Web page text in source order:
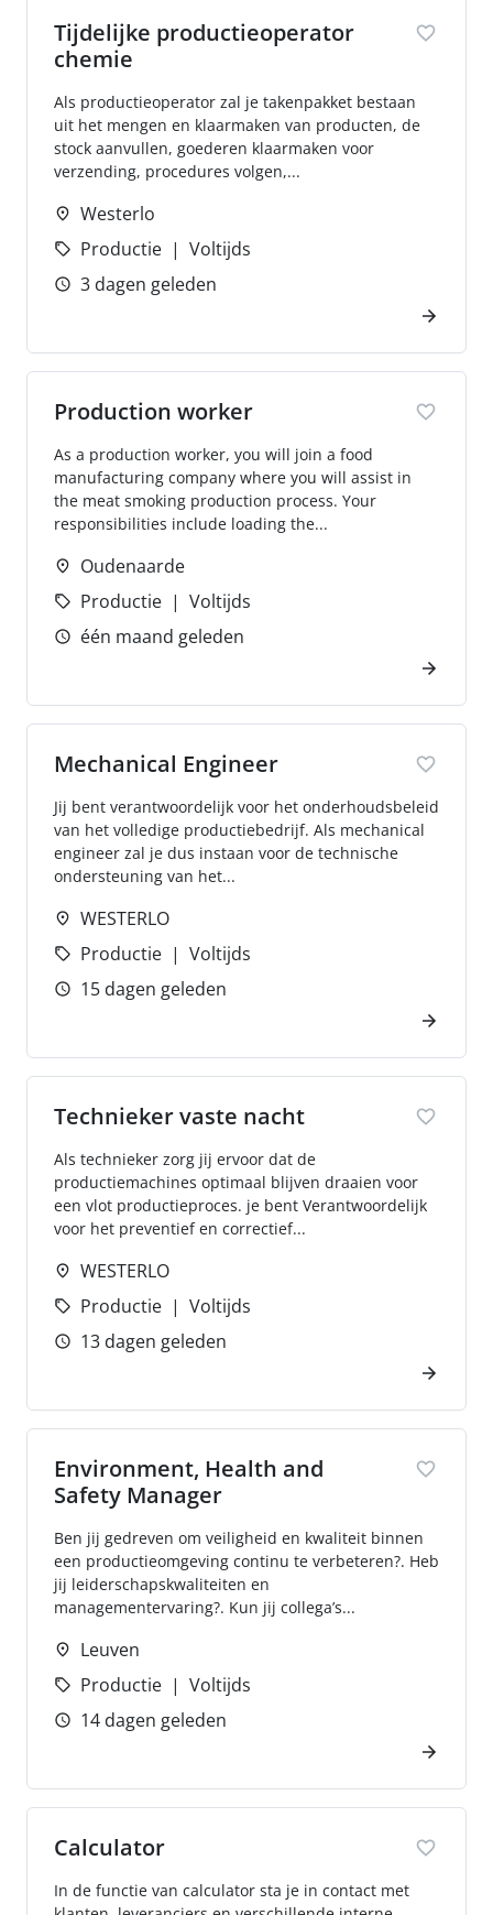
Tijdelijke productieoperator
chemie
Als productieoperator zal je takenpakket bestaan
uit het mengen en klaarmaken van producten, de
stock aanvullen, goederen klaarmaken voor
verzending, procedures volgen,...
Westerlo
Productie
Voltijds
3 dagen geleden
Production worker
As a production worker, you will join a food
manufacturing company where you will assist in
the meat smoking production process. Your
responsibilities include loading the...
Oudenaarde
Productie
Voltijds
één maand geleden
Mechanical Engineer
Jij bent verantwoordelijk voor het onderhoudsbeleid
van het volledige productiebedrijf. Als mechanical
engineer zal je dus instaan voor de technische
ondersteuning van het...
WESTERLO
Productie
Voltijds
15 dagen geleden
Technieker vaste nacht
Als technieker zorg jij ervoor dat de
productiemachines optimaal blijven draaien voor
een vlot productieproces. je bent Verantwoordelijk
voor het preventief en correctief...
WESTERLO
Productie
Voltijds
13 dagen geleden
Environment, Health and
Safety Manager
Ben jij gedreven om veiligheid en kwaliteit binnen
een productieomgeving continu te verbeteren?. Heb
jij leiderschapskwaliteiten en
managementervaring?. Kun jij collega’s...
Leuven
Productie
Voltijds
14 dagen geleden
Calculator
In de functie van calculator sta je in contact met